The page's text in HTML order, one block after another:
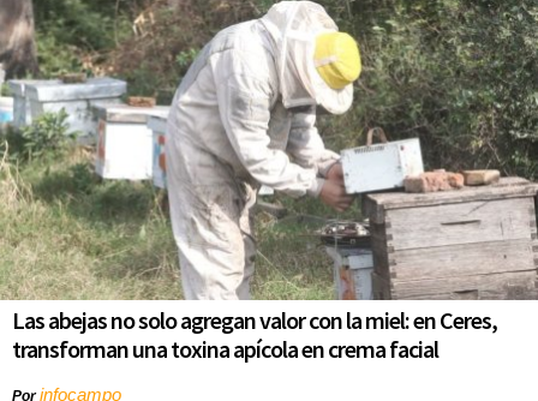
Las abejas no solo agregan valor con la miel: en Ceres,
transforman una toxina apícola en crema facial
Porinfocampo